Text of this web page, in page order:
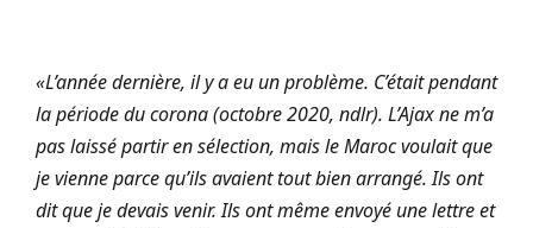
«L’année dernière, il y a eu un problème. C’était pendant
la période du corona (octobre 2020, ndlr). L’Ajax ne m’a
pas laissé partir en sélection, mais le Maroc voulait que
je vienne parce qu’ils avaient tout bien arrangé. Ils ont
dit que je devais venir. Ils ont même envoyé une lettre et